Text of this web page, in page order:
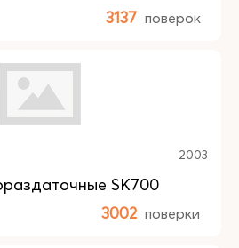
3137 поверок
2003
SK700
3002 поверки